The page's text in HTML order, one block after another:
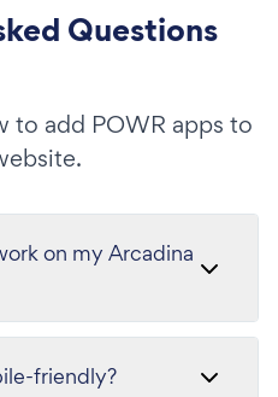
Questions
to add POWR apps to
on my Arcadina
friendly?